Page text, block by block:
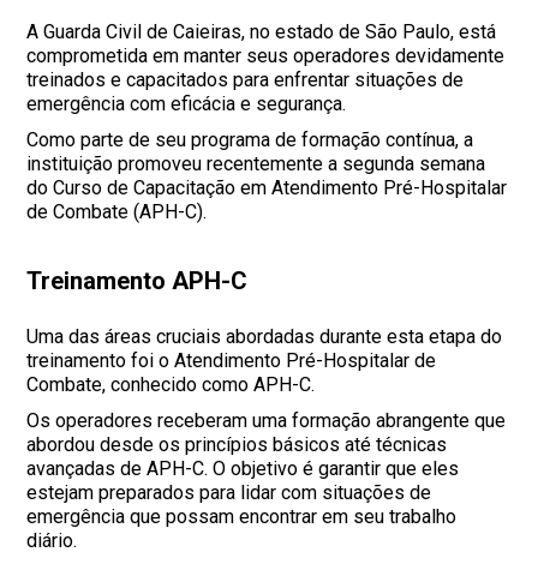
A Guarda Civil de Caieiras, no estado de São Paulo, está
comprometida em manter seus operadores devidamente
treinados e capacitados para enfrentar situações de
emergência com eficácia e segurança.
Como parte de seu programa de formação contínua, a
instituição promoveu recentemente a segunda semana
do Curso de Capacitação em Atendimento Pré-Hospitalar
de Combate (APH-C).
Treinamento APH-C
Uma das áreas cruciais abordadas durante esta etapa do
treinamento foi o Atendimento Pré-Hospitalar de
Combate, conhecido como APH-C.
Os operadores receberam uma formação abrangente que
abordou desde os princípios básicos até técnicas
avançadas de APH-C. O objetivo é garantir que eles
estejam preparados para lidar com situações de
emergência que possam encontrar em seu trabalho
diário.